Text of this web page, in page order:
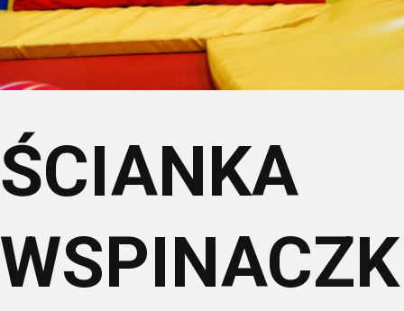
ŚCIANKA
WSPINACZK